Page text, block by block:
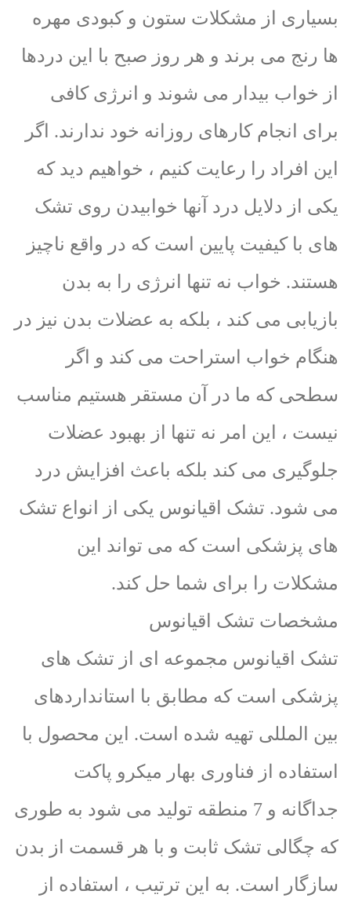
بسیاری از مشکلات ستون و کبودی مهره
ها رنج می برند و هر روز صبح با این دردها
از خواب بیدار می شوند و انرژی کافی
برای انجام کارهای روزانه خود ندارند. اگر
این افراد را رعایت کنیم ، خواهیم دید که
یکی از دلایل درد آنها خوابیدن روی تشک
های با کیفیت پایین است که در واقع ناچیز
هستند. خواب نه تنها انرژی را به بدن
بازیابی می کند ، بلکه به عضلات بدن نیز در
هنگام خواب استراحت می کند و اگر
سطحی که ما در آن مستقر هستیم مناسب
نیست ، این امر نه تنها از بهبود عضلات
جلوگیری می کند بلکه باعث افزایش درد
می شود. تشک اقیانوس یکی از انواع تشک
های پزشکی است که می تواند این
مشکلات را برای شما حل کند.
مشخصات تشک اقیانوس
تشک اقیانوس مجموعه ای از تشک های
پزشکی است که مطابق با استانداردهای
بین المللی تهیه شده است. این محصول با
استفاده از فناوری بهار میکرو پاکت
جداگانه و 7 منطقه تولید می شود به طوری
که چگالی تشک ثابت و با هر قسمت از بدن
سازگار است. به این ترتیب ، استفاده از